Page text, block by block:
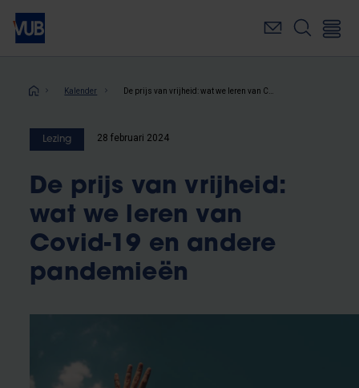
Overslaan
naar
inhoudKruimelpad
Kalender
Lezing 28 februari 2024
De prijs van vrijheid:
wat we leren van
Covid-19 en andere
pandemieën